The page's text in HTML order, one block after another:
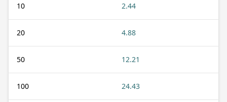
10 2.44
20 4.88
50 12.21
100 24.43